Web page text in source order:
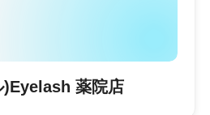
薬院店